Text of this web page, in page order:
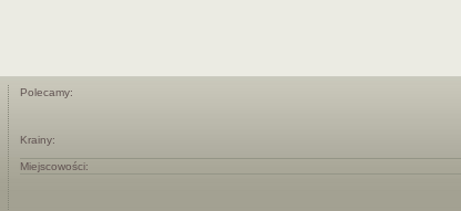
Polecamy:
Krainy:
Miejscowości: